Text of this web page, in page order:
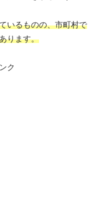
いるものの、市町村で
ります。
ク